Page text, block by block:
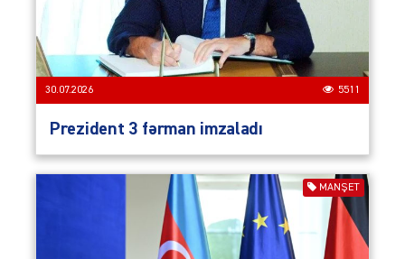
30.07.2026 5511
Prezident 3 fərman imzaladı
MANŞET